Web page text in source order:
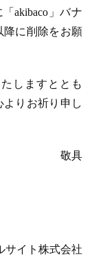
akibaco」バナ
降に削除をお願
しますととも
りお祈り申し
敬具
サイト株式会社